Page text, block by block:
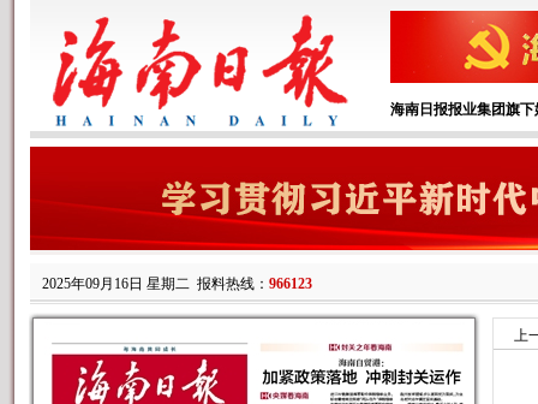
海南日报报业集团旗下
2025年09月16日 星期二 报料热线： 966123
上